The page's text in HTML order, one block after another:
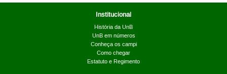
Institucional
História da UnB
UnB em números
Conheça os campi
Como chegar
Estatuto e Regimento